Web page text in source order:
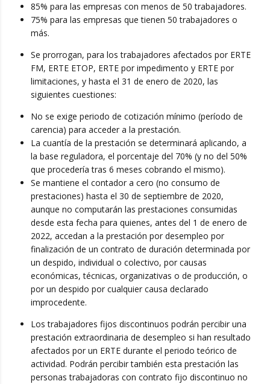
85% para las empresas con menos de 50 trabajadores.
75% para las empresas que tienen 50 trabajadores o
más.
Se prorrogan, para los trabajadores afectados por ERTE
FM, ERTE ETOP, ERTE por impedimento y ERTE por
limitaciones, y hasta el 31 de enero de 2020, las
siguientes cuestiones:
No se exige periodo de cotización mínimo (período de
carencia) para acceder a la prestación.
La cuantía de la prestación se determinará aplicando, a
la base reguladora, el porcentaje del 70% (y no del 50%
que procedería tras 6 meses cobrando el mismo).
Se mantiene el contador a cero (no consumo de
prestaciones) hasta el 30 de septiembre de 2020,
aunque no computarán las prestaciones consumidas
desde esta fecha para quienes, antes del 1 de enero de
2022, accedan a la prestación por desempleo por
finalización de un contrato de duración determinada por
un despido, individual o colectivo, por causas
económicas, técnicas, organizativas o de producción, o
por un despido por cualquier causa declarado
improcedente.
Los trabajadores fijos discontinuos podrán percibir una
prestación extraordinaria de desempleo si han resultado
afectados por un ERTE durante el periodo teórico de
actividad. Podrán percibir también esta prestación las
personas trabajadoras con contrato fijo discontinuo no